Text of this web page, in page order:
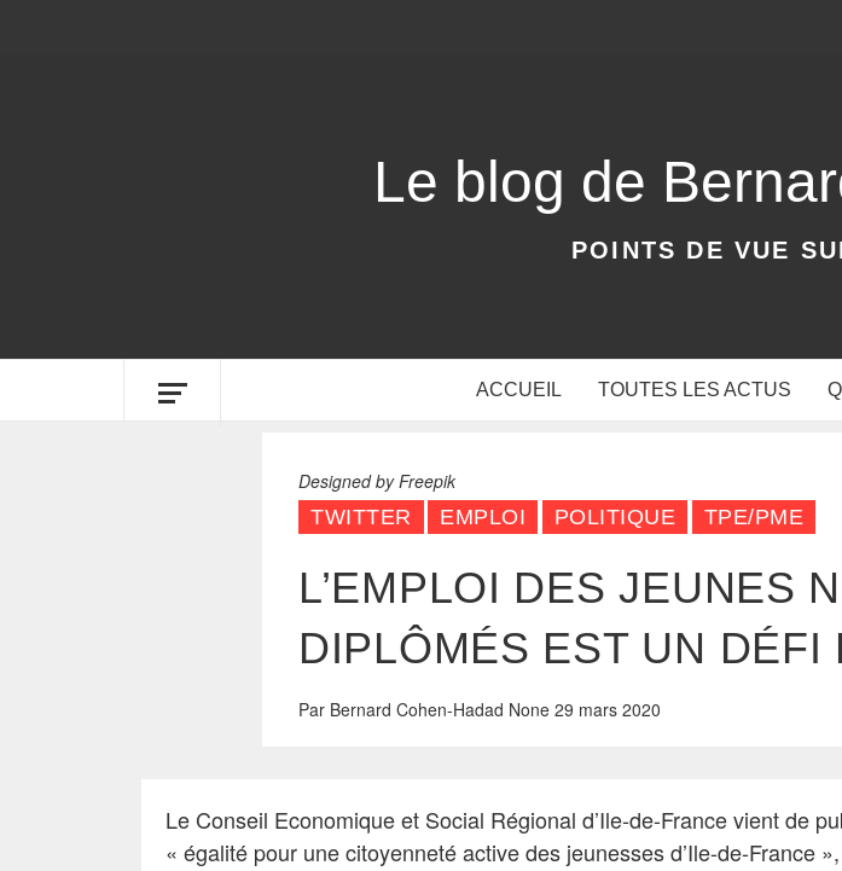
Le blog de
POINTS DE VUE
ACCUEIL TOUTES LES ACTUS
Designed by Freepik
TWITTER
EMPLOI POLITIQUE TPE/PME
L’EMPLOI DES JEUNES
DIPLÔMÉS EST UN DÉFI
Par Bernard Cohen-Hadad None 29 mars 2020
Le Conseil Economique et Social Régional d’Ile-de-France vient de
« égalité pour une citoyenneté active des jeunesses d’Ile-de-France